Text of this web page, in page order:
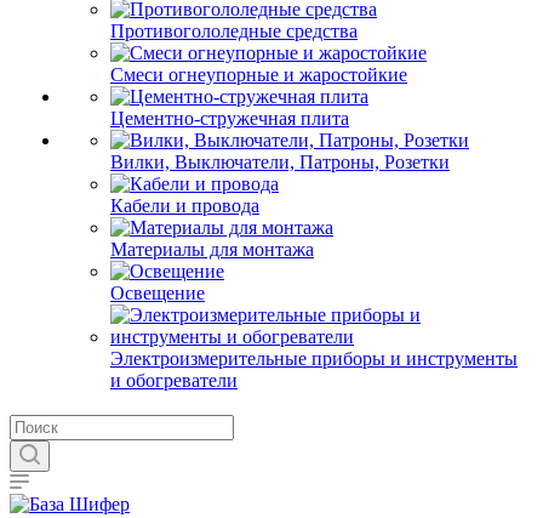
Противогололедные средства
Смеси огнеупорные и жаростойкие
Цементно-стружечная плита
Вилки, Выключатели, Патроны, Розетки
Кабели и провода
Материалы для монтажа
Освещение
Электроизмерительные приборы и инструменты
и обогреватели